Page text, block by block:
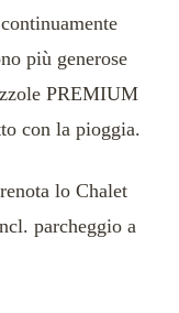
più generose
PREMIUM
con la pioggia.
lo Chalet
parcheggio a